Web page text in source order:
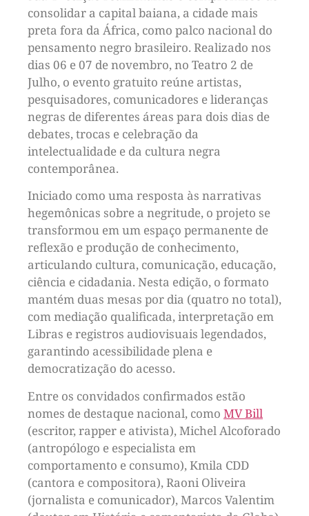
consolidar a capital baiana, a cidade mais
preta fora da África, como palco nacional do
pensamento negro brasileiro. Realizado nos
dias 06 e 07 de novembro, no Teatro 2 de
Julho, o evento gratuito reúne artistas,
pesquisadores, comunicadores e lideranças
negras de diferentes áreas para dois dias de
debates, trocas e celebração da
intelectualidade e da cultura negra
contemporânea.
Iniciado como uma resposta às narrativas
hegemônicas sobre a negritude, o projeto se
transformou em um espaço permanente de
reflexão e produção de conhecimento,
articulando cultura, comunicação, educação,
ciência e cidadania. Nesta edição, o formato
mantém duas mesas por dia (quatro no total),
com mediação qualificada, interpretação em
Libras e registros audiovisuais legendados,
garantindo acessibilidade plena e
democratização do acesso.
Entre os convidados confirmados estão
nomes de destaque nacional, como MV Bill
(escritor, rapper e ativista), Michel Alcoforado
(antropólogo e especialista em
comportamento e consumo), Kmila CDD
(cantora e compositora), Raoni Oliveira
(jornalista e comunicador), Marcos Valentim